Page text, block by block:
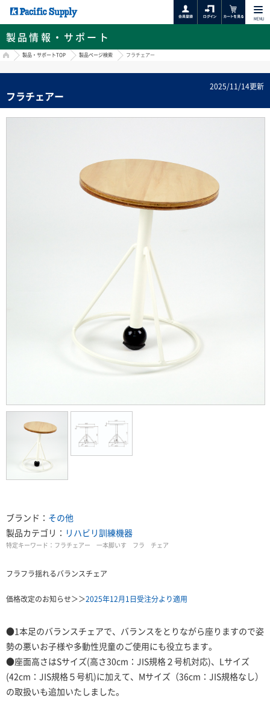
MENU
製品情報・サポート
HOME製品・サポートTOP 製品ページ検索 フラチェアー
2025/11/14更新
フラチェアー
ブランド： その他
製品カテゴリ： リハビリ訓練機器
特定キーワード： フラチェアー 一本脚いす フラ チェア
フラフラ揺れるバランスチェア
価格改定のお知らせ＞＞2025年12月1日受注分より適用
●1本足のバランスチェアで、バランスをとりながら座りますので姿
勢の悪いお子様や多動性児童のご使用にも役立ちます。
●座面高さはSサイズ(高さ30cm：JIS規格２号机対応)、Lサイズ
(42cm：JIS規格５号机)に加えて、Mサイズ（36cm：JIS規格なし）
の取扱いも追加いたしました。